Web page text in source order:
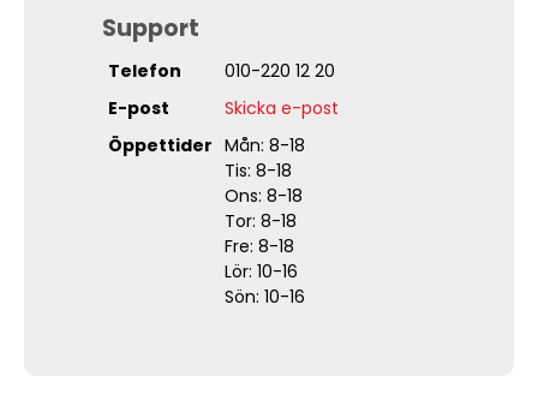
Support
Telefon
010-220 12 20
E-post
Skicka e-post
Öppettider Mån: 8-18
Tis: 8-18
Ons: 8-18
Tor: 8-18
Fre: 8-18
Lör: 10-16
Sön: 10-16